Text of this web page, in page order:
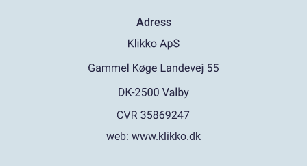
Adress
web: www.klikko.dk